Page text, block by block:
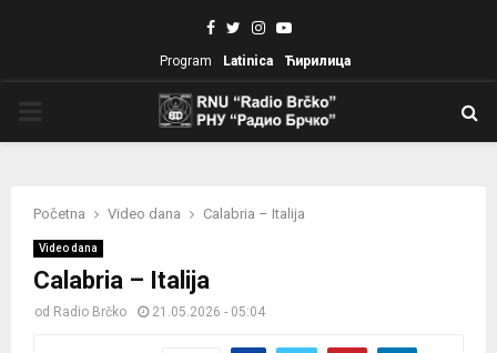
Facebook
TwitterInstagram
Youtube
Program Latinica Ћирилица
Početna Video dana Calabria – Italija
Video dana
Calabria – Italija
od Radio Brčko 21.05.2026 - 05:04